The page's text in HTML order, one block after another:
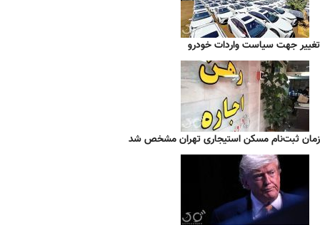
تغییر جهت سیاست واردات خودرو
زمان ثبت‌نام مسکن استیجاری تهران مشخص شد